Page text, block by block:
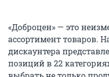
«Доброцен» — это
ассортимент товаров.
дискаунтера
позиций в 22